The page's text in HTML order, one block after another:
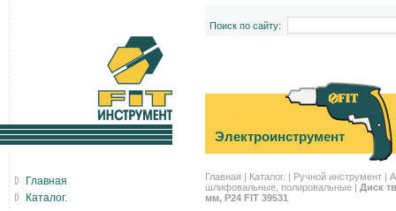
Поиск по сайту:
Электроинструмент
Главная | Каталог. | Ручной инструмент |
шлифовальные, полировальные | Диск
мм, Р24 FIT 39531
Главная
Каталог.